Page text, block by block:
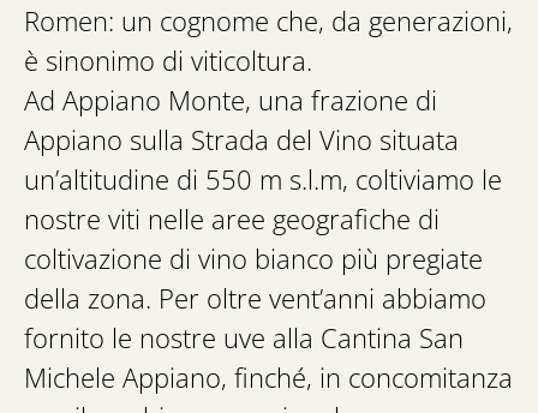
Romen: un cognome che, da generazioni,
è sinonimo di viticoltura.
Ad Appiano Monte, una frazione di
Appiano sulla Strada del Vino situata
un’altitudine di 550 m s.l.m, coltiviamo le
nostre viti nelle aree geografiche di
coltivazione di vino bianco più pregiate
della zona. Per oltre vent’anni abbiamo
fornito le nostre uve alla Cantina San
Michele Appiano, finché, in concomitanza